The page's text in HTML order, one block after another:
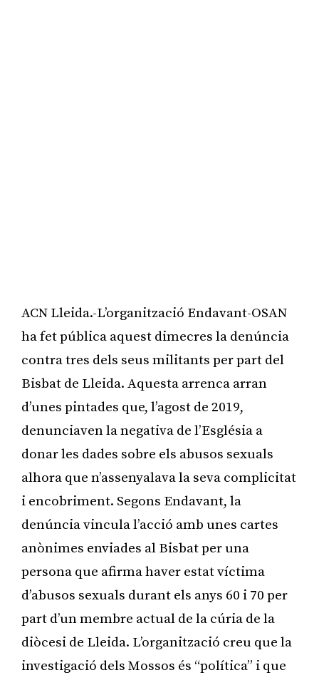
ACN Lleida.-L’organització Endavant-OSAN
ha fet pública aquest dimecres la denúncia
contra tres dels seus militants per part del
Bisbat de Lleida. Aquesta arrenca arran
d’unes pintades que, l’agost de 2019,
denunciaven la negativa de l’Església a
donar les dades sobre els abusos sexuals
alhora que n’assenyalava la seva complicitat
i encobriment. Segons Endavant, la
denúncia vincula l’acció amb unes cartes
anònimes enviades al Bisbat per una
persona que afirma haver estat víctima
d’abusos sexuals durant els anys 60 i 70 per
part d’un membre actual de la cúria de la
diòcesi de Lleida. L’organització creu que la
investigació dels Mossos és “política” i que